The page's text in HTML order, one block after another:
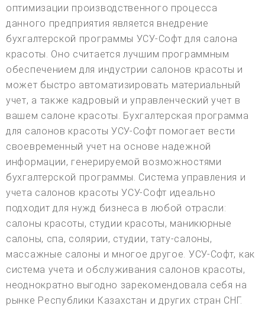
оптимизации производственного процесса
данного предприятия является внедрение
бухгалтерской программы УСУ-Софт для салона
красоты. Оно считается лучшим программным
обеспечением для индустрии салонов красоты и
может быстро автоматизировать материальный
учет, а также кадровый и управленческий учет в
вашем салоне красоты. Бухгалтерская программа
для салонов красоты УСУ-Софт помогает вести
своевременный учет на основе надежной
информации, генерируемой возможностями
бухгалтерской программы. Система управления и
учета салонов красоты УСУ-Софт идеально
подходит для нужд бизнеса в любой отрасли:
салоны красоты, студии красоты, маникюрные
салоны, спа, солярии, студии, тату-салоны,
массажные салоны и многое другое. УСУ-Софт, как
система учета и обслуживания салонов красоты,
неоднократно выгодно зарекомендовала себя на
рынке Республики Казахстан и других стран СНГ.